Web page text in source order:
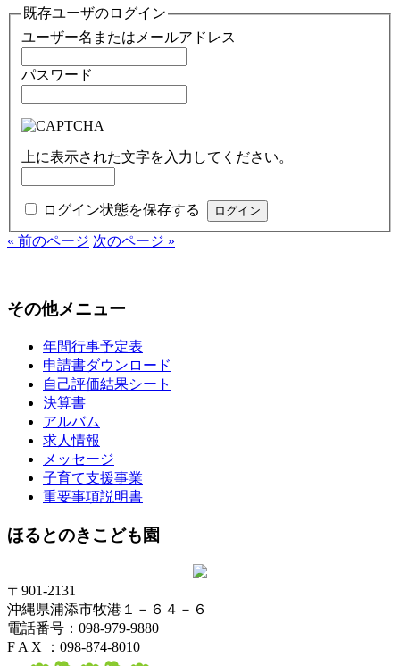
既存ユーザのログイン
ユーザー名またはメールアドレス
パスワード
上に表示された文字を入力してください。
ログイン状態を保存する
« 前のページ 次のページ »
その他メニュー
年間行事予定表
申請書ダウンロード
自己評価結果シート
決算書
アルバム
求人情報
メッセージ
子育て支援事業
重要事項説明書
ほるとのきこども園
〒901-2131
沖縄県浦添市牧港１－６４－６
電話番号：098-979-9880
F A X ：098-874-8010